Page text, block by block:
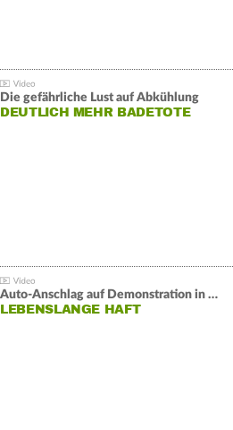
Die gefährliche Lust auf Abkühlung
DEUTLICH MEHR BADETOTE
Auto-Anschlag auf Demonstration in München:
LEBENSLANGE HAFT